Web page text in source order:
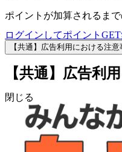
ポイントが加算されるまで
ログインしてポイントGET
【共通】広告利用における注意
【共通】広告利
閉じる